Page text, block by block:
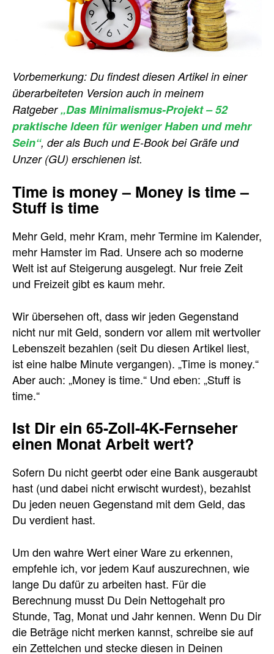
Vorbemerkung: Du findest diesen Artikel in einer
überarbeiteten Version auch in meinem
Ratgeber„Das Minimalismus-Projekt – 52
praktische Ideen für weniger Haben und mehr
Sein“, der als Buch und E-Book bei Gräfe und
Unzer (GU) erschienen ist.
Time is money – Money is time –
Stuff is time
Mehr Geld, mehr Kram, mehr Termine im Kalender,
mehr Hamster im Rad. Unsere ach so moderne
Welt ist auf Steigerung ausgelegt. Nur freie Zeit
und Freizeit gibt es kaum mehr.
Wir übersehen oft, dass wir jeden Gegenstand
nicht nur mit Geld, sondern vor allem mit wertvoller
Lebenszeit bezahlen (seit Du diesen Artikel liest,
ist eine halbe Minute vergangen). „Time is money.“
Aber auch: „Money is time.“ Und eben: „Stuff is
time.“
Ist Dir ein 65-Zoll-4K-Fernseher
einen Monat Arbeit wert?
Sofern Du nicht geerbt oder eine Bank ausgeraubt
hast (und dabei nicht erwischt wurdest), bezahlst
Du jeden neuen Gegenstand mit dem Geld, das
Du verdient hast.
Um den wahre Wert einer Ware zu erkennen,
empfehle ich, vor jedem Kauf auszurechnen, wie
lange Du dafür zu arbeiten hast. Für die
Berechnung musst Du Dein Nettogehalt pro
Stunde, Tag, Monat und Jahr kennen. Wenn Du Dir
die Beträge nicht merken kannst, schreibe sie auf
ein Zettelchen und stecke diesen in Deinen